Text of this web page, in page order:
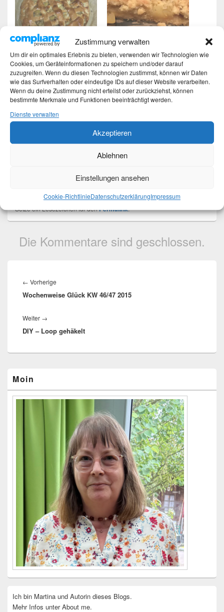
Zustimmung verwalten
Um dir ein optimales Erlebnis zu bieten, verwenden wir Technologien wie
Cookies, um Geräteinformationen zu speichern und/oder darauf
zuzugreifen. Wenn du diesen Technologien zustimmst, können wir Daten
wie das Surfverhalten oder eindeutige IDs auf dieser Website verarbeiten.
Wenn du deine Zustimmung nicht erteilst oder zurückziehst, können
bestimmte Merkmale und Funktionen beeinträchtigt werden.
Dienste verwalten
Akzeptieren
Ablehnen
Einstellungen ansehen
Cookie-RichtlinieDatenschutzerklärungImpressum
Apfelkuchen – Hefe und
Walnuss
1. November 2015
In "Rezepte"
Apfelkuchen mit Streusel
– es ist Herbst
21. November 2017
In "Rezepte"
oder Muffins
Hefe,Walnuss,Walnuss-Hefe-Kuchenverschlagwortet.
Setze ein Lesezeichen für denPermalink.
Die Kommentare sind geschlossen.
← Vorherige
Beitrag:
Wochenweise Glück KW 46/47 2015
Weiter →
Beitrag:
DIY – Loop gehäkelt
Seitenleisten-
Widgetbereich
Moin
Ich bin Martina und Autorin dieses Blogs.
Mehr Infos unter About me.